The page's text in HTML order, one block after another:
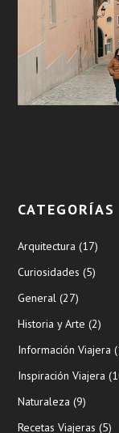
CATEGORÍAS
Arquitectura (17)
Curiosidades (5)
General (27)
Historia y Arte (2)
Información Viajera
Inspiración Viajera
Naturaleza (9)
Recetas Viajeras (5)